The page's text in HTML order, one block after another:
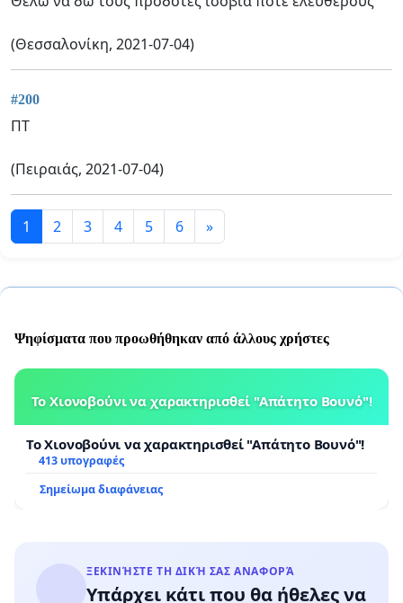
(Θεσσαλονίκη, 2021-07-04)
#200
ΠΤ
(Πειραιάς, 2021-07-04)
1 2 3 4 5 6 »
Ψηφίσματα που προωθήθηκαν από άλλους χρήστες
Το Χιονοβούνι να χαρακτηρισθεί "Απάτητο Βουνό"!
Το Χιονοβούνι να χαρακτηρισθεί "Απάτητο Βουνό"!
413 υπογραφές
Σημείωμα διαφάνειας
ΞΕΚΙΝΉΣΤΕ ΤΗ ΔΙΚΉ ΣΑΣ ΑΝΑΦΟΡΆ
Υπάρχει κάτι που θα ήθελες να